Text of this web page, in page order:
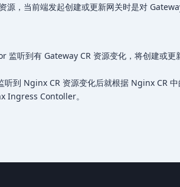
，当前端发起创建或更新网关时是对
听到有 Gateway CR 资源变化，将创建或更
到 Nginx CR 资源变化后就根据 Nginx CR 中
Ingress Contoller。